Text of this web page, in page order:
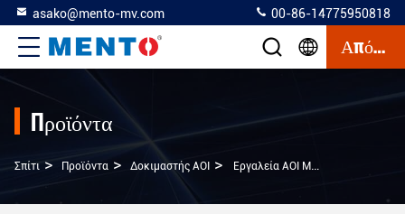
asako@mento-mv.com 00-86-14775950818
Απόσπασμα
Προϊόντα
Σπίτι > Προϊόντα > Δοκιμαστής AOI > Εργαλεία AOI Μετρήσεως Πλακέτων PCB Με Μικρά LED Για Επιθεώρηση Ανάλυσης Υψηλής Ταχύτητας